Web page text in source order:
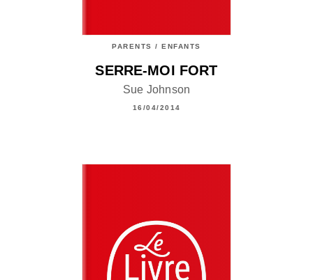
PARENTS / ENFANTS
SERRE-MOI FORT
Sue Johnson
16/04/2014